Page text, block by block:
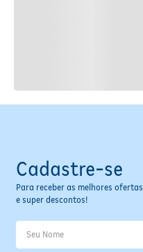
Cadastre-se
Para receber as melhores ofertas
e super descontos!